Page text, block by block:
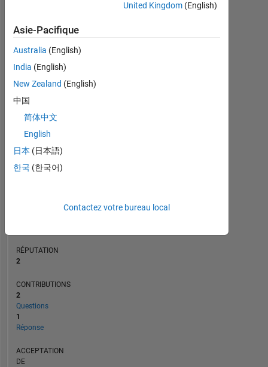
CONTRIBUTIONS 2
12/21
06/22
12/22
06/23
06/24
12/24
06/25
06/26
07/22
02/23
09/23
04/24
11/24
01/26
RANG
RÉPUTATION
2
CONTRIBUTIONS
2
Questions
1
Réponse
ACCEPTATION
DE
United Kingdom(English)
Asie-Pacifique
Australia (English)
India (English)
New Zealand (English)
中国
简体中文
English
日本 (日本語)
한국 (한국어)
Contactez votre bureau local